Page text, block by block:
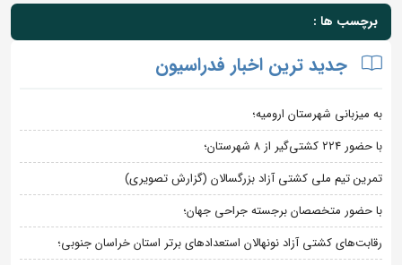
برچسب ها :
جدید ترین اخبار فدراسیون
به میزبانی شهرستان ارومیه؛
با حضور ۲۲۴ کشتی‌گیر از ۸ شهرستان؛
تمرین تیم ملی کشتی آزاد بزرگسالان (گزارش تصویری)
با حضور متخصصان برجسته جراحی جهان؛
رقابت‌های کشتی آزاد نونهالان استعدادهای برتر استان خراسان جنوبی؛